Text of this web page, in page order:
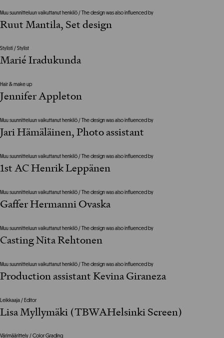
Muu suunnitteluun vaikuttanut henkilö / The design was also influenced by
Ruut Mantila, Set design
Stylisti / Stylist
Marié Iradukunda
Hair & make up
Jennifer Appleton
Muu suunnitteluun vaikuttanut henkilö / The design was also influenced by
Jari Hämäläinen, Photo assistant
Muu suunnitteluun vaikuttanut henkilö / The design was also influenced by
1st AC Henrik Leppänen
Muu suunnitteluun vaikuttanut henkilö / The design was also influenced by
Gaffer Hermanni Ovaska
Muu suunnitteluun vaikuttanut henkilö / The design was also influenced by
Casting Nita Rehtonen
Muu suunnitteluun vaikuttanut henkilö / The design was also influenced by
Production assistant Kevina Giraneza
Leikkaaja / Editor
Lisa Myllymäki (TBWAHelsinki Screen)
Värimäärittely / Color Grading